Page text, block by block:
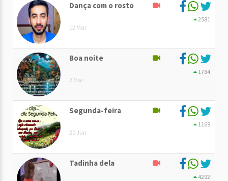
Dança com o rosto
12 Mar
2581
Boa noite
2 Mai
1784
Segunda-feira
20 Jun
1169
Tadinha dela
4292